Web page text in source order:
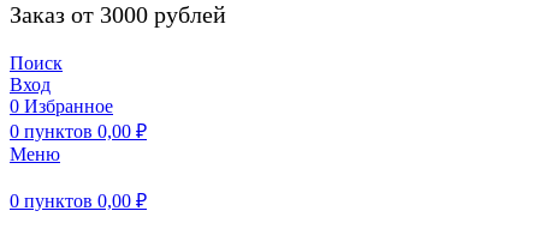
Заказ от 3000 рублей
Поиск
Вход
0 Избранное
0 пунктов 0,00 ₽
Меню
0 пунктов 0,00 ₽